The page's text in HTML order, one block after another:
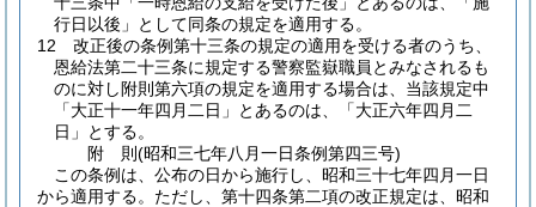
行日以後」として同条の規定を適用する。
12
改正後の条例第十三条の規定の適用を受ける者のうち、
恩給法第二十三条に規定する警察監嶽職員とみなされるも
のに対し附則第六項の規定を適用する場合は、当該規定中
「大正十一年四月二日」とあるのは、「大正六年四月二
日」とする。
附 則(昭和三七年八月一日条例第四三号)
この条例は、公布の日から施行し、昭和三十七年四月一日
から適用する。 ただし、第十四条第二項の改正規定は、昭和